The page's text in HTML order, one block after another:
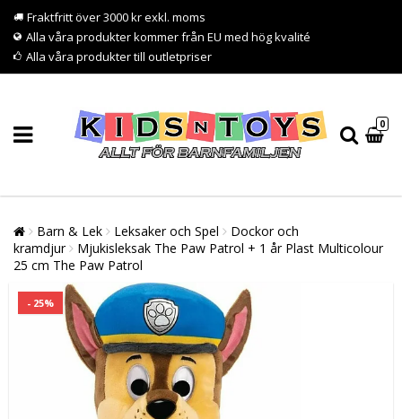
Fraktfritt över 3000 kr exkl. moms
Alla våra produkter kommer från EU med hög kvalité
Alla våra produkter till outletpriser
0
Barn & Lek Leksaker och Spel
Dockor och
kramdjur
Mjukisleksak The Paw Patrol + 1 år Plast Multicolour
25 cm The Paw Patrol
- 25%